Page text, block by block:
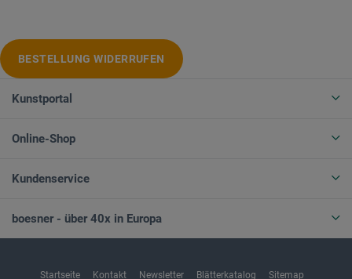
BESTELLUNG WIDERRUFEN
Kunstportal
Online-Shop
Kundenservice
boesner - über 40x in Europa
Startseite Kontakt Newsletter Blätterkatalog Sitemap